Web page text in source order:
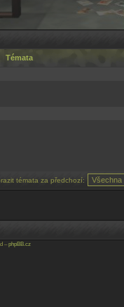
Témata
témata za předchozí:
–phpBB.cz